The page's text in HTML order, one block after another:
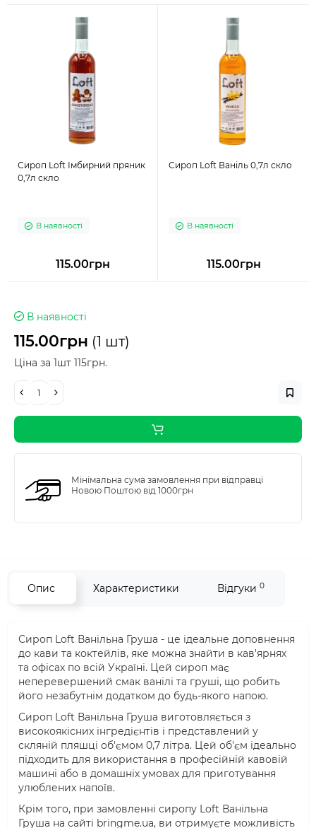
Сироп Loft Імбирний пряник
0,7л скло
В наявності
115.00грн
Сироп Loft Ваніль 0,7л скло
В наявності
115.00грн
В наявності
115.00грн (1 шт)
Ціна за 1шт 115грн.
Мінімальна сума замовлення при відправці
Новою Поштою від 1000грн
Опис Характеристики Відгуки 0
Сироп Loft Ванільна Груша - це ідеальне доповнення
до кави та коктейлів, яке можна знайти в кав'ярнях
та офісах по всій Україні. Цей сироп має
неперевершений смак ванілі та груші, що робить
його незабутнім додатком до будь-якого напою.
Сироп Loft Ванільна Груша виготовляється з
високоякісних інгредієнтів і представлений у
скляній пляшці об'ємом 0,7 літра. Цей об'єм ідеально
підходить для використання в професійній кавовій
машині або в домашніх умовах для приготування
улюблених напоїв.
Крім того, при замовленні сиропу Loft Ванільна
Груша на сайті bringme.ua, ви отримуєте можливість